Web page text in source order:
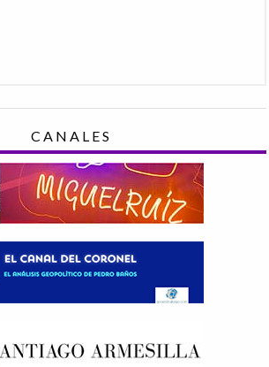
CANALES